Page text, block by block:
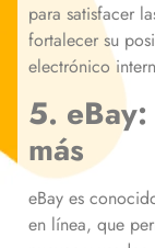
para satisfacer
fortalecer su
electrónico
5.
más
eBay es
en línea, que